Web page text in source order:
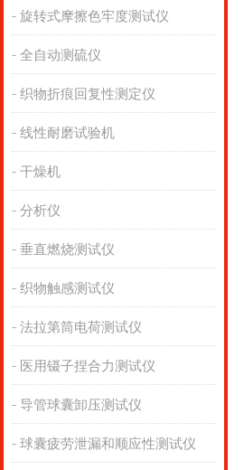
旋转式摩擦色牢度测试仪
全自动测硫仪
织物折痕回复性测定仪
线性耐磨试验机
干燥机
分析仪
垂直燃烧测试仪
织物触感测试仪
法拉第筒电荷测试仪
医用镊子捏合力测试仪
导管球囊卸压测试仪
球囊疲劳泄漏和顺应性测试仪